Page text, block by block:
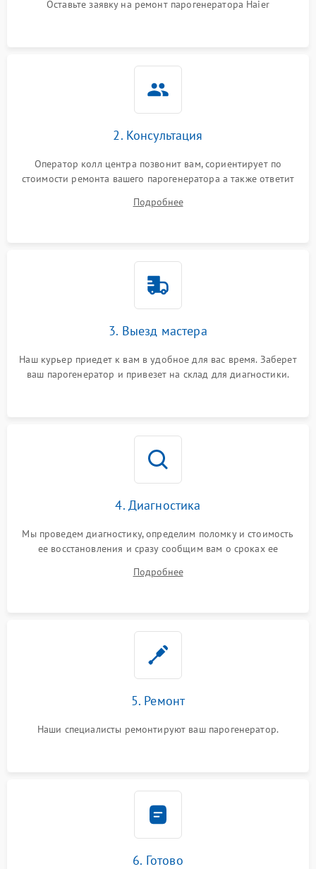
Не подает пар 1800 ₽ Подробнее →
Оставьте заявку на ремонт парогенератора Haier
2. Консультация
Оператор колл центра позвонит вам, сориентирует по
стоимости ремонта вашего парогенератора а также ответит
Подробнее
3. Выезд мастера
Наш курьер приедет к вам в удобное для вас время. Заберет
ваш парогенератор и привезет на склад для диагностики.
4. Диагностика
Мы проведем диагностику, определим поломку и стоимость
ее восстановления и сразу сообщим вам о сроках ее
Подробнее
5. Ремонт
Наши специалисты ремонтируют ваш парогенератор.
6. Готово